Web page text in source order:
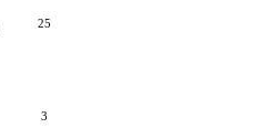
25
3